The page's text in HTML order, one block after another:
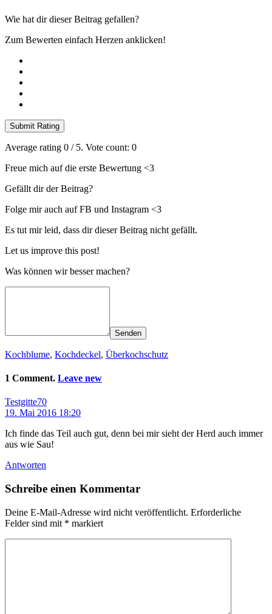
Wie hat dir dieser Beitrag gefallen?
Zum Bewerten einfach Herzen anklicken!
Submit Rating
Average rating 0 / 5. Vote count: 0
Freue mich auf die erste Bewertung <3
Gefällt dir der Beitrag?
Folge mir auch auf FB und Instagram <3
Es tut mir leid, dass dir dieser Beitrag nicht gefällt.
Let us improve this post!
Was können wir besser machen?
Senden
Kochblume, Kochdeckel, Überkochschutz
1 Comment. Leave new
Testgitte70
19. Mai 2016 18:20
Ich finde das Teil auch gut, denn bei mir sieht der Herd auch immer
aus wie Sau!
Antworten
Schreibe einen Kommentar
Deine E-Mail-Adresse wird nicht veröffentlicht. Erforderliche
Felder sind mit * markiert